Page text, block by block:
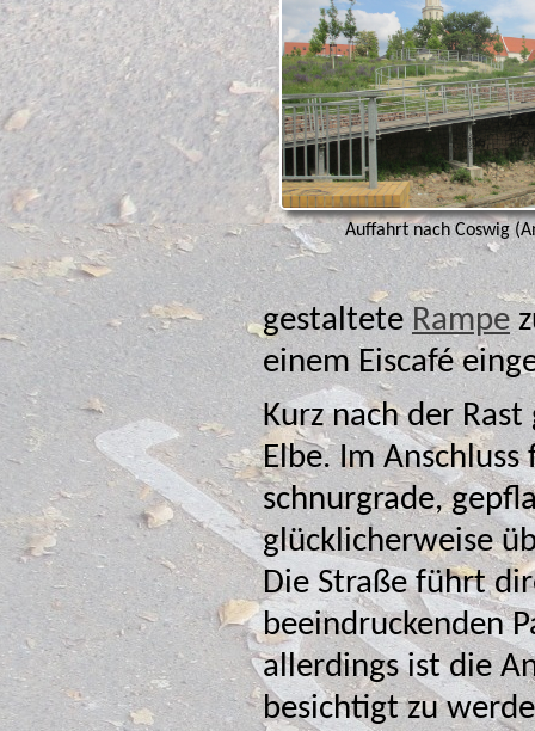
Auffahrt nach Coswig
gestalteteRampezunächst in die Stadt, wo wir dann in
einem Eiscafé
Kurz nach der
Elbe. Im
schnurgrade, gepflasterte
glücklicherweise
Die Straße führt
beeindruckenden Parkanlage.
allerdings ist die
besichtigt zu